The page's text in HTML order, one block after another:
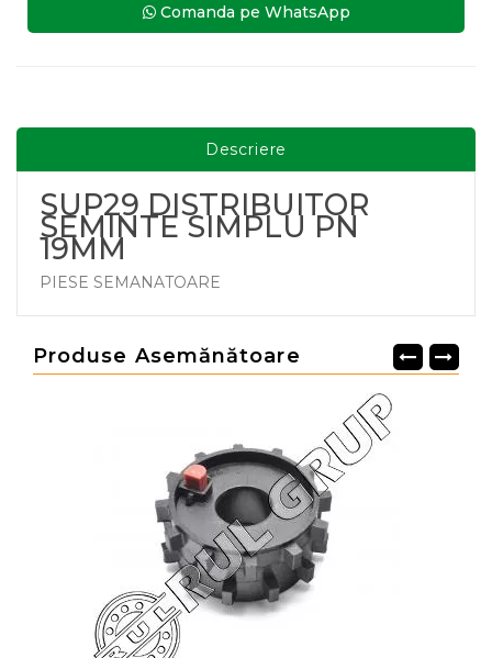
Comanda pe WhatsApp
Descriere
SUP29 DISTRIBUITOR
SEMINTE SIMPLU PN
19MM
PIESE SEMANATOARE
Produse Asemănătoare